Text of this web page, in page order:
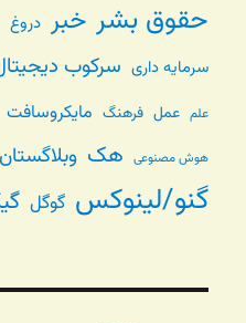
حقوق بشر خبر دروغ
سرمایه داری سرکوب
علم عمل فرهنگ مایکروسافت
هوش مصنوعی هک وبلاگستان
گنو/لینوکس گوگل